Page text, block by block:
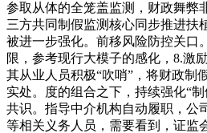
参取从体的全笼盖监测，财政舞弊
三方共同制假监测核心同步推进扶
被进一步强化。前移风险防控关口
限，参考现行大模子的感化，8.激
其从业人员积极“吹哨”，将财政制
实处。度的组合之下，持续强化“
共识。指导中介机构自动履职，公
等相关义务人员，需要看到，证监